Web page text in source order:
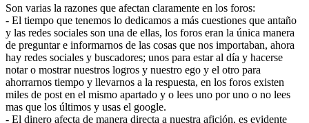
Son varias la razones que afectan claramente en los foros:
- El tiempo que tenemos lo dedicamos a más cuestiones que antaño
y las redes sociales son una de ellas, los foros eran la única manera
de preguntar e informarnos de las cosas que nos importaban, ahora
hay redes sociales y buscadores; unos para estar al día y hacerse
notar o mostrar nuestros logros y nuestro ego y el otro para
ahorrarnos tiempo y llevarnos a la respuesta, en los foros existen
miles de post en el mismo apartado y o lees uno por uno o no lees
mas que los últimos y usas el google.
- El dinero afecta de manera directa a nuestra afición, es evidente